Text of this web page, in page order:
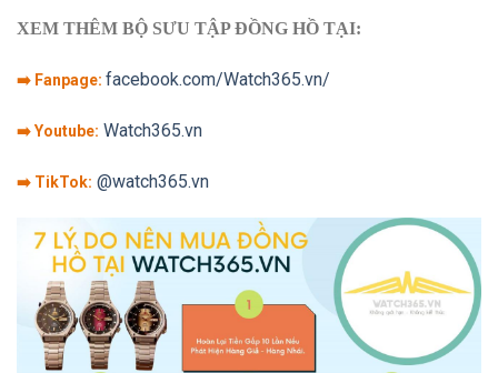
XEM THÊM BỘ SƯU TẬP ĐỒNG HỒ TẠI:
➡️ Fanpage: facebook.com/Watch365.vn/
➡️ Youtube: Watch365.vn
➡️ TikTok: @watch365.vn